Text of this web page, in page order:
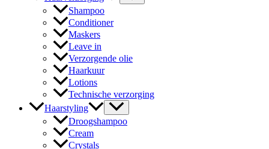
Shampoo
Conditioner
Maskers
Leave in
Verzorgende olie
Haarkuur
Lotions
Technische verzorging
Haarstyling
Droogshampoo
Cream
Crystals